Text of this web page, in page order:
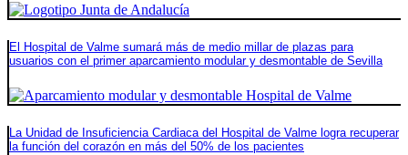
El Hospital de Valme sumará más de medio millar de plazas para
usuarios con el primer aparcamiento modular y desmontable de Sevilla
La Unidad de Insuficiencia Cardiaca del Hospital de Valme logra recuperar
la función del corazón en más del 50% de los pacientes